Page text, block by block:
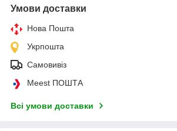
Умови доставки
Нова Пошта
Укрпошта
Самовивіз
Meest ПОШТА
Всі умови доставки